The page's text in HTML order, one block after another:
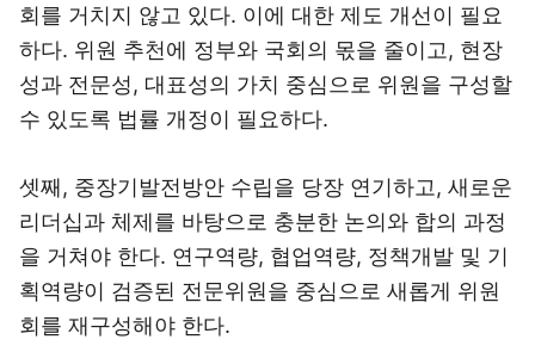
회를 거치지 않고 있다. 이에 대한 제도 개선이 필요
하다. 위원 추천에 정부와 국회의 몫을 줄이고, 현장
성과 전문성, 대표성의 가치 중심으로 위원을 구성할
수 있도록 법률 개정이 필요하다.
셋째, 중장기발전방안 수립을 당장 연기하고, 새로운
리더십과 체제를 바탕으로 충분한 논의와 합의 과정
을 거쳐야 한다. 연구역량, 협업역량, 정책개발 및 기
획역량이 검증된 전문위원을 중심으로 새롭게 위원
회를 재구성해야 한다.